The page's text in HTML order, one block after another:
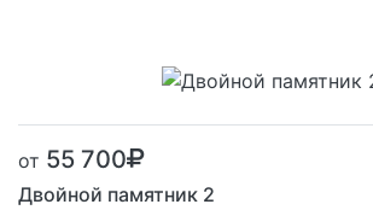
от 55 700
Двойной памятник 2